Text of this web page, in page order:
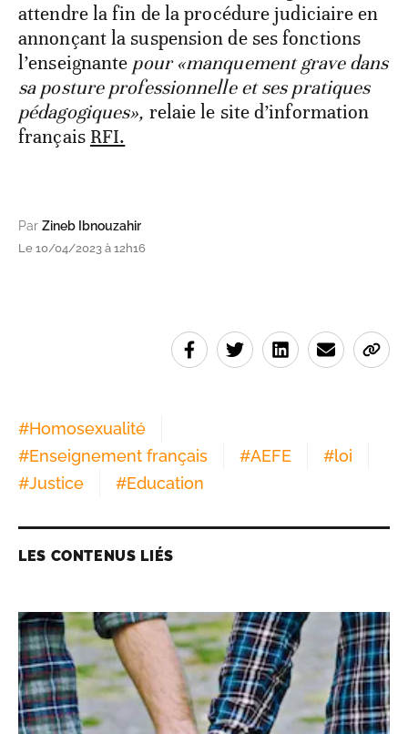
attendre la fin de la procédure judiciaire en
annonçant la suspension de ses fonctions
l’enseignante pour «manquement grave dans
sa posture professionnelle et ses pratiques
pédagogiques», relaie le site d’information
français RFI.
Par Zineb Ibnouzahir
Le 10/04/2023 à 12h16
#Homosexualité
#Enseignement français #AEFE #loi
#Justice #Education
LES CONTENUS LIÉS